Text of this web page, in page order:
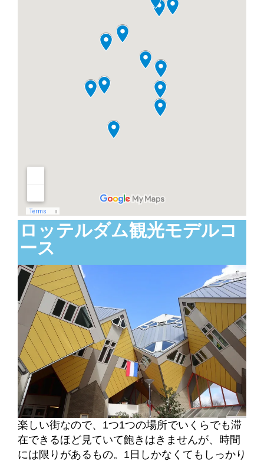
ロッテルダム観光モデルコ
ース
楽しい街なので、1つ1つの場所でいくらでも滞
在できるほど見ていて飽きはきませんが、時間
には限りがあるもの。1日しかなくてもしっかり